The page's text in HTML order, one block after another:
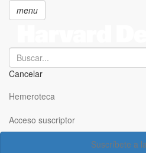
principal
menu
Search
Cancelar
Hemeroteca
Acceso suscriptor
Suscríbete a
Acceso suscriptor